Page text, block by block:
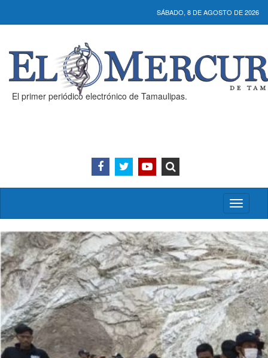
SÁBADO, 8 DE AGOSTO DE 2026
El primer periódico electrónico de Tamaulipas.
Activar/
menú